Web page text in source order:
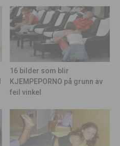
16 bilder som blir
KJEMPEPORNO på grunn av
feil vinkel